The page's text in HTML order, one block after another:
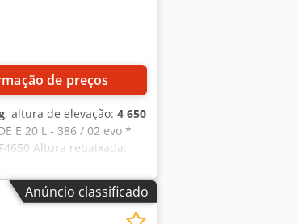
de preços
, altura de elevação: 4 650
E 20 L - 386 / 02 evo *
Altura rebaixada:
/ 625Ah * Fabricada
1 e 2) Grupo de gás =
Equipado com: -
traseiros - Luz
Anúncio classificado